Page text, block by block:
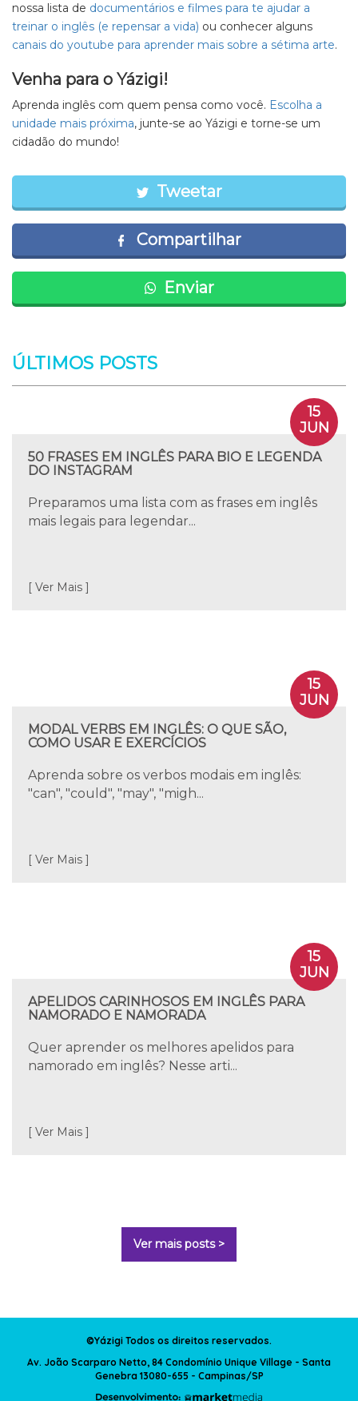
nossa lista de documentários e filmes para te ajudar a
treinar o inglês (e repensar a vida) ou conhecer alguns
canais do youtube para aprender mais sobre a sétima arte.
Venha para o Yázigi!
Aprenda inglês com quem pensa como você. Escolha a
unidade mais próxima, junte-se ao Yázigi e torne-se um
cidadão do mundo!
Tweetar
Compartilhar
Enviar
ÚLTIMOS POSTS
15
JUN
50 FRASES EM INGLÊS PARA BIO E LEGENDA
DO INSTAGRAM
Preparamos uma lista com as frases em inglês
mais legais para legendar...
[ Ver Mais ]
15
JUN
MODAL VERBS EM INGLÊS: O QUE SÃO,
COMO USAR E EXERCÍCIOS
Aprenda sobre os verbos modais em inglês:
"can", "could", "may", "migh...
[ Ver Mais ]
15
JUN
APELIDOS CARINHOSOS EM INGLÊS PARA
NAMORADO E NAMORADA
Quer aprender os melhores apelidos para
namorado em inglês? Nesse arti...
[ Ver Mais ]
Ver mais posts >
©Yázigi Todos os direitos reservados.
Av. João Scarparo Netto, 84 Condomínio Unique Village - Santa
Genebra 13080-655 - Campinas/SP